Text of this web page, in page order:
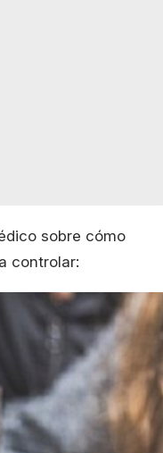
sobre cómo
controlar: